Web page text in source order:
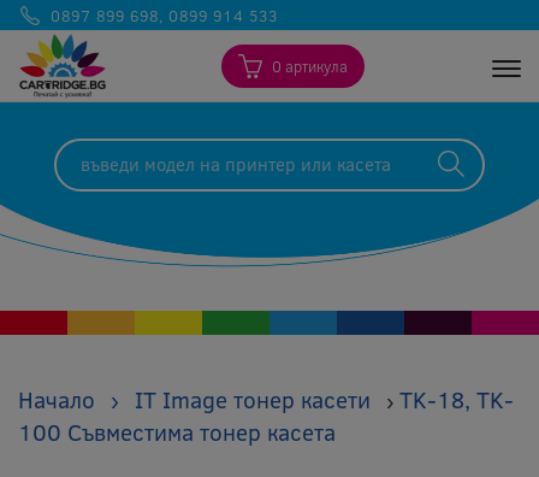
0897 899 698, 0899 914 533
0 артикула
Начало › IT Image тонер касети › TK-18, TK-
100 Съвместима тонер касета